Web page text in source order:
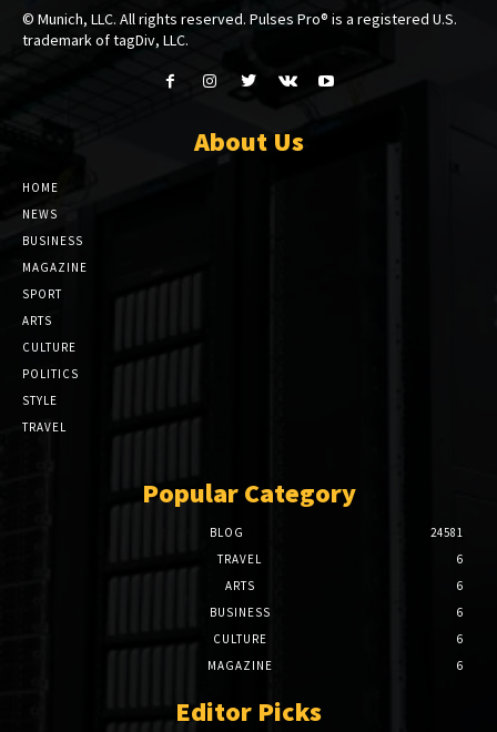
© Munich, LLC. All rights reserved. Pulses Pro® is a registered U.S.
trademark of tagDiv, LLC.
About Us
HOME
NEWS
BUSINESS
MAGAZINE
SPORT
ARTS
CULTURE
POLITICS
STYLE
TRAVEL
Popular Category
BLOG
24581
TRAVEL
6
ARTS
6
BUSINESS
6
CULTURE
6
MAGAZINE
6
Editor Picks